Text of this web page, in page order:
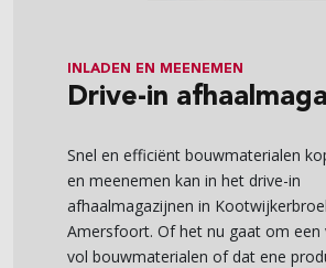
INLADEN EN MEENEMEN
Drive-in
Snel en efficiënt bouwmaterialen
en meenemen kan in het drive-in
afhaalmagazijnen in
Amersfoort. Of het nu gaat om een
vol bouwmaterialen of dat ene